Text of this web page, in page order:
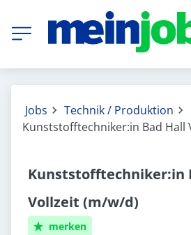
Jobs
Technik / Produktion
Kunststofftechniker:in Bad Hall
Kunststofftechniker:in
Vollzeit (m/w/d)
merken